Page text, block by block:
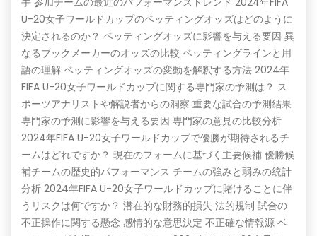
U-20女子ワールドカップのベッティングオッズはどのように
決定されるのか？ ベッティングオッズに影響を与える要因 異
なるブックメーカーのオッズの比較 ベッティングラインと用
語の理解 ベッティングオッズの変動を解釈する方法 2024年
FIFA U-20女子ワールドカップに関する専門家の予測は？ ス
ポーツアナリストや解説者からの洞察 重要な試合の予測結果
専門家の予測に影響を与える要因 専門家の意見の比較分析
2024年FIFA U-20女子ワールドカップで優勝が期待されるチ
ームはどれですか？ 現在のフォームに基づく主要候補 優勝候
補チームの歴史的パフォーマンス チームの強みと弱みの統計
分析 2024年FIFA U-20女子ワールドカップに賭けることに伴
うリスクは何ですか？ 潜在的な財務的損失 法的規制 試合の
不正操作に関する懸念 感情的な意思決定 不正確な情報源 ベ